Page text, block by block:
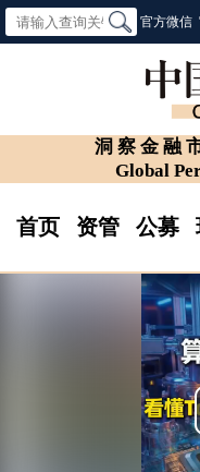
官方微信
洞察金融
Global
首页 资管 公募